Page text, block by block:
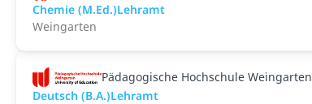
Chemie (M.Ed.)Lehramt
Weingarten
Pädagogische Hochschule Weingarten
Deutsch (B.A.)Lehramt